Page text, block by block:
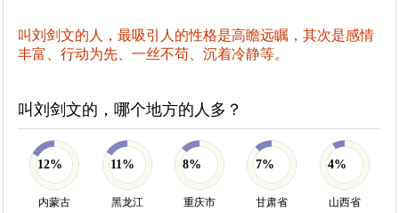
叫刘剑文的人，最吸引人的性格是高瞻远瞩，其次是感情
丰富、行动为先、一丝不苟、沉着冷静等。
叫刘剑文的，哪个地方的人多？
12%
内蒙古
11%
黑龙江
8%
重庆市
7%
甘肃省
4%
山西省